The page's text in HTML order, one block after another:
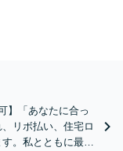
】「あなたに合っ
リボ払い、住宅ロ
。私とともに最善